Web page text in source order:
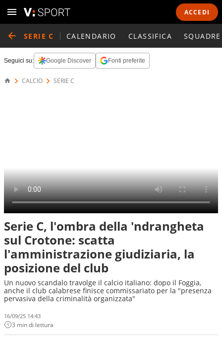
ACCEDI
SERIE C CALENDARIO CLASSIFICA SQUADRE
Seguici su: Google Discover Fonti preferite
CALCIO SERIE C
Serie C, l'ombra della 'ndrangheta
sul Crotone: scatta
l'amministrazione giudiziaria, la
posizione del club
Un nuovo scandalo travolge il calcio italiano: dopo il Foggia,
anche il club calabrese finisce commissariato per la "presenza
pervasiva della criminalità organizzata"
16/09/25 14:43
3 min di lettura